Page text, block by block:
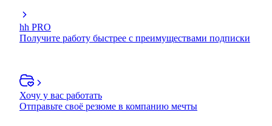
hh PRO
Получите работу быстрее с преимуществами подписки
Хочу у вас работать
Отправьте своё резюме в компанию мечты